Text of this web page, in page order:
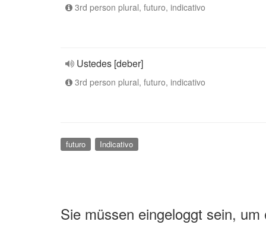
3rd person plural, futuro, indicativo
Ustedes [deber]
3rd person plural, futuro, indicativo
futuro Indicativo
Sie müssen eingeloggt sein,